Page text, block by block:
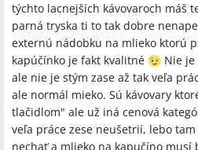
týchto lacnejších kávovaroch máš
parná tryska ti to tak dobre
externú nádobku na mlieko ktorú
kapúčínko je fakt kvalitné
Nie
ale nie je stým zase až tak veľa
ale normál mieko. Sú kávovary
tlačidlom" ale už iná cenová
veľa práce zese neušetrií, lebo
nechať a mlieko na kapučíno musí